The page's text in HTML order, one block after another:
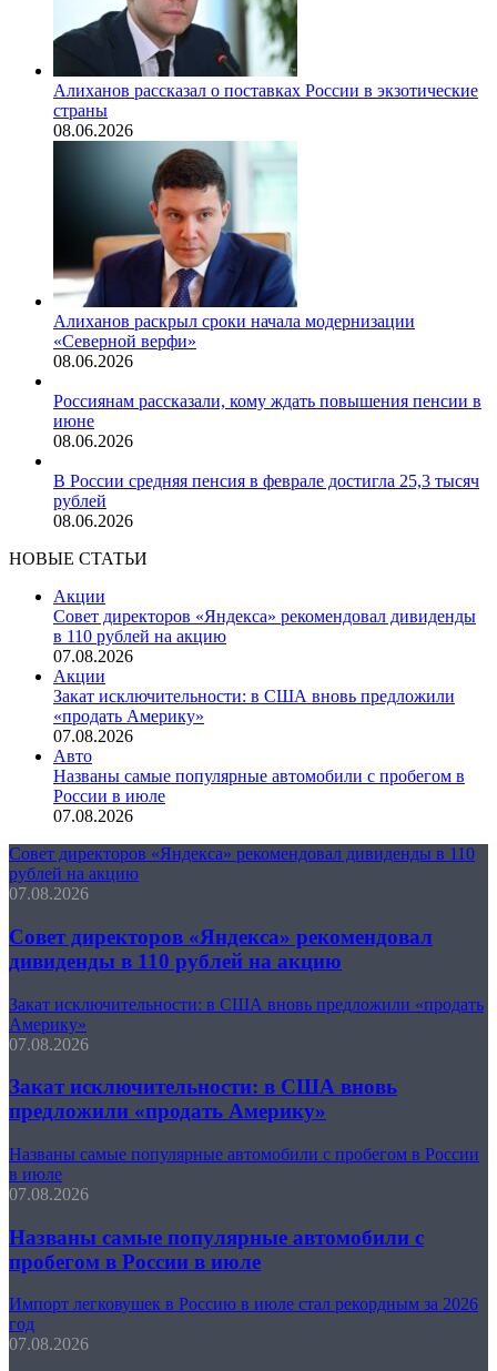
Алиханов рассказал о поставках России в экзотические
страны
08.06.2026
Алиханов раскрыл сроки начала модернизации
«Северной верфи»
08.06.2026
Россиянам рассказали, кому ждать повышения пенсии в
июне
08.06.2026
В России средняя пенсия в феврале достигла 25,3 тысяч
рублей
08.06.2026
НОВЫЕ СТАТЬИ
Акции
Совет директоров «Яндекса» рекомендовал дивиденды
в 110 рублей на акцию
07.08.2026
Акции
Закат исключительности: в США вновь предложили
«продать Америку»
07.08.2026
Авто
Названы самые популярные автомобили с пробегом в
России в июле
07.08.2026
Совет директоров «Яндекса» рекомендовал дивиденды в 110
рублей на акцию
07.08.2026
Совет директоров «Яндекса» рекомендовал
дивиденды в 110 рублей на акцию
Закат исключительности: в США вновь предложили «продать
Америку»
07.08.2026
Закат исключительности: в США вновь
предложили «продать Америку»
Названы самые популярные автомобили с пробегом в России
в июле
07.08.2026
Названы самые популярные автомобили с
пробегом в России в июле
Импорт легковушек в Россию в июле стал рекордным за 2026
год
07.08.2026